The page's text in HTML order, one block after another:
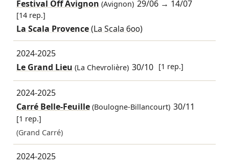
Festival Off Avignon (Avignon) 29/06 → 14/07
[14 rep.]
La Scala Provence(La Scala 600)
2024-2025
Le Grand Lieu (La Chevrolière) 30/10 [1 rep.]
2024-2025
Carré Belle-Feuille(Boulogne-Billancourt) 30/11
[1 rep.]
(Grand Carré)
2024-2025